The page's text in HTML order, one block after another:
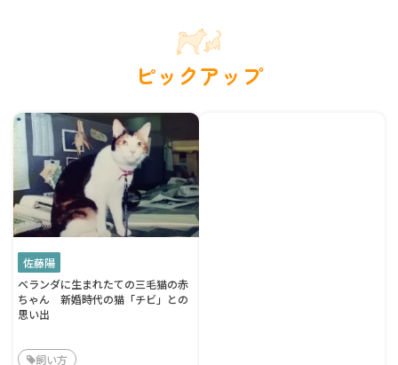
ピックアップ
佐藤陽
ベランダに生まれたての三毛猫の赤
ちゃん 新婚時代の猫「チビ」との
思い出
飼い方